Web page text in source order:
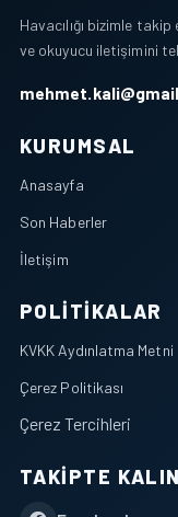
Havacılığı bizimle
ve okuyucu iletişimini
KURUMSAL
Anasayfa
Son Haberler
İletişim
POLITIKALAR
KVKK Aydınlatma Metni
Çerez Politikası
Çerez Tercihleri
TAKIPTE KALIN